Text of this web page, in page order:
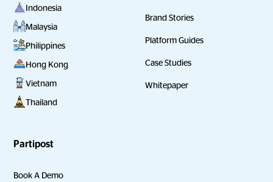
Indonesia
Malaysia
Philippines
Hong Kong
Vietnam
Thailand
Brand Stories
Platform Guides
Case Studies
Whitepaper
Partipost
Book A Demo